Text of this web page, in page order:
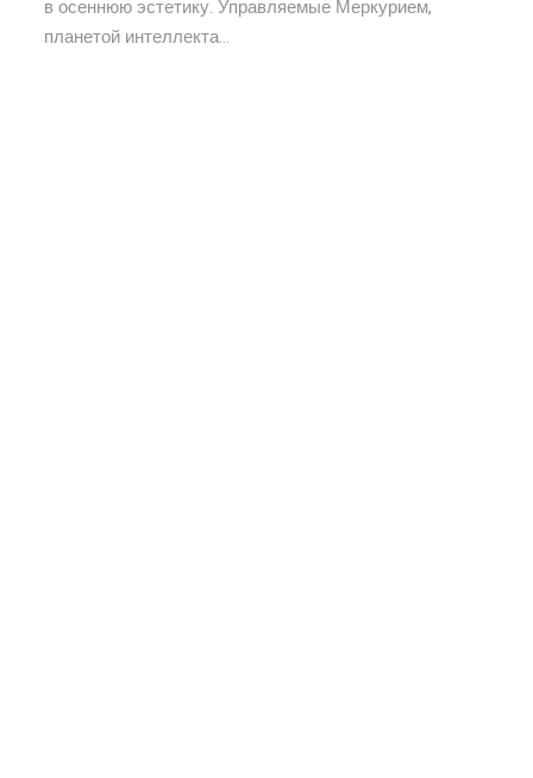
в осеннюю эстетику. Управляемые Меркурием,
планетой интеллекта...